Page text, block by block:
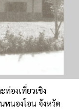
องเที่ยวเชิง
หนองโอน จังหวัด